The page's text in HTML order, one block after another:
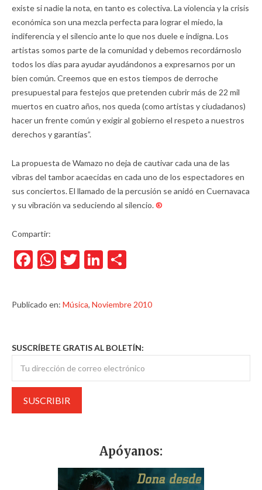
existe si nadie la nota, en tanto es colectiva. La violencia y la crisis
económica son una mezcla perfecta para lograr el miedo, la
indiferencia y el silencio ante lo que nos duele e indigna. Los
artistas somos parte de la comunidad y debemos recordárnoslo
todos los días para ayudar ayudándonos a expresarnos por un
bien común. Creemos que en estos tiempos de derroche
presupuestal para festejos que pretenden cubrir más de 22 mil
muertos en cuatro años, nos queda (como artistas y ciudadanos)
hacer un frente común y exigir al gobierno el respeto a nuestros
derechos y garantías”.
La propuesta de Wamazo no deja de cautivar cada una de las
vibras del tambor acaecidas en cada uno de los espectadores en
sus conciertos. El llamado de la percusión se anidó en Cuernavaca
y su vibración va seduciendo al silencio.®
Compartir:
Facebook
WhatsApp
TwitterLinkedIn
Publicado en: Música, Noviembre 2010
SUSCRÍBETE GRATIS AL BOLETÍN:
Apóyanos: